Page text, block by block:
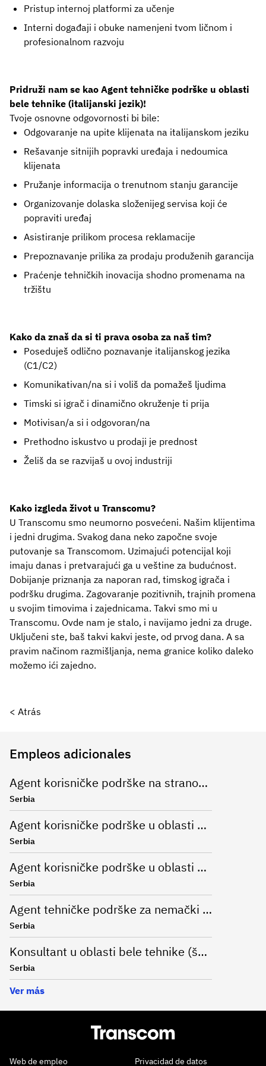
Pristup internoj platformi za učenje
Interni događaji i obuke namenjeni tvom ličnom i
profesionalnom razvoju
Pridruži nam se kao Agent tehničke podrške u oblasti
bele tehnike (italijanski jezik)!
Tvoje osnovne odgovornosti bi bile:
Odgovaranje na upite klijenata na italijanskom jeziku
Rešavanje sitnijih popravki uređaja i nedoumica
klijenata
Pružanje informacija o trenutnom stanju garancije
Organizovanje dolaska složenijeg servisa koji će
popraviti uređaj
Asistiranje prilikom procesa reklamacije
Prepoznavanje prilika za prodaju produženih garancija
Praćenje tehničkih inovacija shodno promenama na
tržištu
Kako da znaš da si ti prava osoba za naš tim?
Poseduješ odlično poznavanje italijanskog jezika
(C1/C2)
Komunikativan/na si i voliš da pomažeš ljudima
Timski si igrač i dinamično okruženje ti prija
Motivisan/a si i odgovoran/na
Prethodno iskustvo u prodaji je prednost
Želiš da se razvijaš u ovoj industriji
Kako izgleda život u Transcomu?
U Transcomu smo neumorno posvećeni. Našim klijentima
i jedni drugima. Svakog dana neko započne svoje
putovanje sa Transcomom. Uzimajući potencijal koji
imaju danas i pretvarajući ga u veštine za budućnost.
Dobijanje priznanja za naporan rad, timskog igrača i
podršku drugima. Zagovaranje pozitivnih, trajnih promena
u svojim timovima i zajednicama. Takvi smo mi u
Transcomu. Ovde nam je stalo, i navijamo jedni za druge.
Uključeni ste, baš takvi kakvi jeste, od prvog dana. A sa
pravim načinom razmišljanja, nema granice koliko daleko
možemo ići zajedno.
< Atrás
Empleos adicionales
Agent korisničke podrške na stranom jeziku
Serbia
Agent korisničke podrške u oblasti modne industrije za nemački jezik
Serbia
Agent korisničke podrške u oblasti online bankarstva (nemački jezik)
Serbia
Agent tehničke podrške za nemački jezik (Remote)
Serbia
Konsultant u oblasti bele tehnike (španski jezik)
Serbia
Ver más
Web de empleo Privacidad de datos